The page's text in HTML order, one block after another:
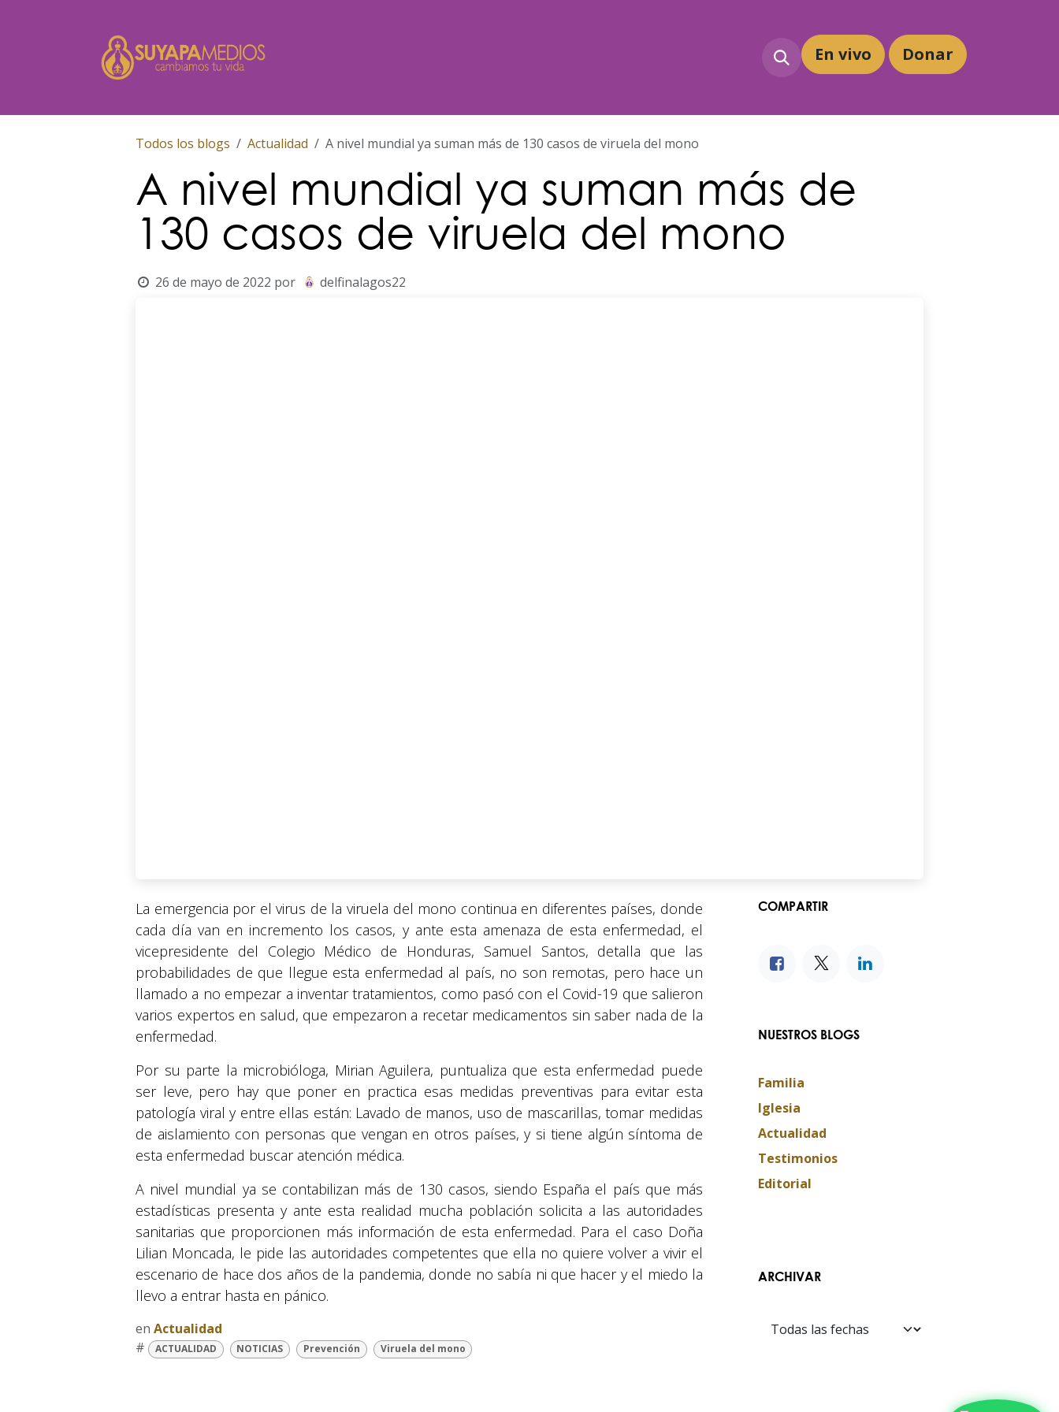
En vivo Donar
Todos los blogs Actualidad A nivel mundial ya suman más de 130 casos de viruela del mono
A nivel mundial ya suman más de
130 casos de viruela del mono
26 de mayo de 2022 por delfinalagos22
La emergencia por el virus de la viruela del mono continua en diferentes países, donde
cada día van en incremento los casos, y ante esta amenaza de esta enfermedad, el
vicepresidente del Colegio Médico de Honduras, Samuel Santos, detalla que las
probabilidades de que llegue esta enfermedad al país, no son remotas, pero hace un
llamado a no empezar a inventar tratamientos, como pasó con el Covid-19 que salieron
varios expertos en salud, que empezaron a recetar medicamentos sin saber nada de la
enfermedad.
Por su parte la microbióloga, Mirian Aguilera, puntualiza que esta enfermedad puede
ser leve, pero hay que poner en practica esas medidas preventivas para evitar esta
patología viral y entre ellas están: Lavado de manos, uso de mascarillas, tomar medidas
de aislamiento con personas que vengan en otros países, y si tiene algún síntoma de
esta enfermedad buscar atención médica.
A nivel mundial ya se contabilizan más de 130 casos, siendo España el país que más
estadísticas presenta y ante esta realidad mucha población solicita a las autoridades
sanitarias que proporcionen más información de esta enfermedad. Para el caso Doña
Lilian Moncada, le pide las autoridades competentes que ella no quiere volver a vivir el
escenario de hace dos años de la pandemia, donde no sabía ni que hacer y el miedo la
llevo a entrar hasta en pánico.
en Actualidad
#
ACTUALIDAD NOTICIAS Prevención Viruela del mono
COMPARTIR
NUESTROS BLOGS
Familia
Iglesia
Actualidad
Testimonios
Editorial
ARCHIVAR
Suyapa Medios, es una multiplataforma de
comunicación católica en Honduras,
promovida por la Fundación para la Educación
y la Comunicación Social.